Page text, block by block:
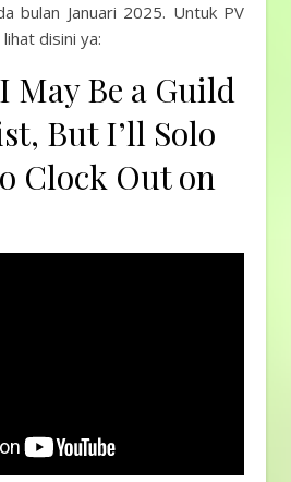
bulan Januari 2025. Untuk PV
disini ya:
May Be a Guild
But I’ll Solo
Clock Out on